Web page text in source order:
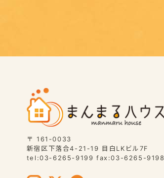
〒 161-0033
新宿区下落合4-21-19 目白LKビル7F
tel:03-6265-9199 fax:03-6265-9198